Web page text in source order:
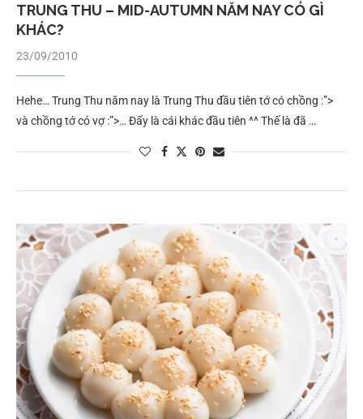
TRUNG THU – MID-AUTUMN NĂM NAY CÓ GÌ
KHÁC?
23/09/2010
Hehe… Trung Thu năm nay là Trung Thu đầu tiên tớ có chồng :”>
và chồng tớ có vợ :”>… Đấy là cái khác đầu tiên ^^ Thế là đã …